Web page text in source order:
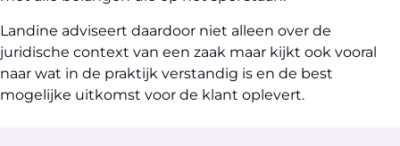
Landine adviseert daardoor niet alleen over de
juridische context van een zaak maar kijkt ook vooral
naar wat in de praktijk verstandig is en de best
mogelijke uitkomst voor de klant oplevert.